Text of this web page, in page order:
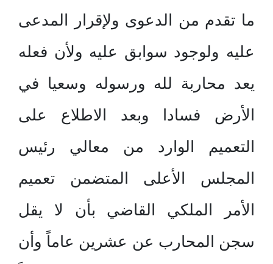
ما تقدم من الدعوى ولإقرار المدعى
عليه ولوجود سوابق عليه ولأن فعله
يعد محاربة لله ورسوله وسعيا في
الأرض فسادا وبعد الاطلاع على
التعميم الوارد من معالي رئيس
المجلس الأعلى المتضمن تعميم
الأمر الملكي القاضي بأن لا يقل
سجن المحارب عن عشرين عاماً وأن